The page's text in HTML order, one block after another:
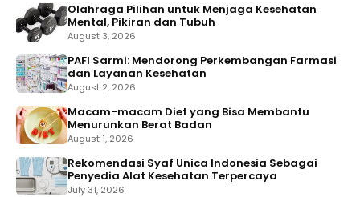
Olahraga Pilihan untuk Menjaga Kesehatan
Mental, Pikiran dan Tubuh
August 3, 2026
PAFI Sarmi: Mendorong Perkembangan Farmasi
dan Layanan Kesehatan
August 2, 2026
Macam-macam Diet yang Bisa Membantu
Menurunkan Berat Badan
August 1, 2026
Rekomendasi Syaf Unica Indonesia Sebagai
Penyedia Alat Kesehatan Terpercaya
July 31, 2026